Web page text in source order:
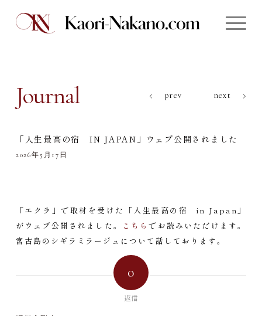
Journal prev next
「人生最高の宿 IN JAPAN」ウェブ公開されました
2026年5月17日
「エクラ」で取材を受けた「人生最高の宿 in Japan」
がウェブ公開されました。
こちらでお読みいただけます。
宮古島のシギラミラージュについて話しております。
0
返信